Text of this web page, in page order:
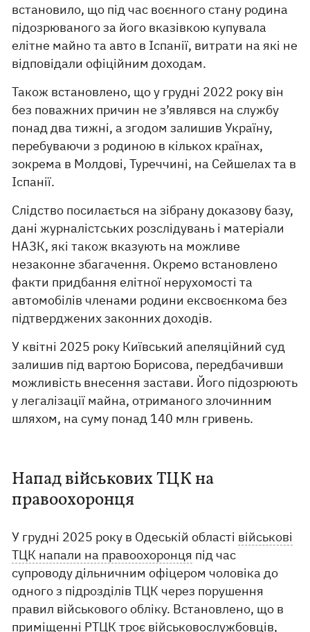
встановило, що під час воєнного стану родина
підозрюваного за його вказівкою купувала
елітне майно та авто в Іспанії, витрати на які не
відповідали офіційним доходам.
Також встановлено, що у грудні 2022 року він
без поважних причин не з’являвся на службу
понад два тижні, а згодом залишив Україну,
перебуваючи з родиною в кількох країнах,
зокрема в Молдові, Туреччині, на Сейшелах та в
Іспанії.
Слідство посилається на зібрану доказову базу,
дані журналістських розслідувань і матеріали
НАЗК, які також вказують на можливе
незаконне збагачення. Окремо встановлено
факти придбання елітної нерухомості та
автомобілів членами родини ексвоєнкома без
підтверджених законних доходів.
У квітні 2025 року Київський апеляційний суд
залишив під вартою Борисова, передбачивши
можливість внесення застави. Його підозрюють
у легалізації майна, отриманого злочинним
шляхом, на суму понад 140 млн гривень.
Напад військових ТЦК на
правоохоронця
У грудні 2025 року в Одеській області військові
ТЦК напали на правоохоронця під час
супроводу дільничним офіцером чоловіка до
одного з підрозділів ТЦК через порушення
правил військового обліку. Встановлено, що в
приміщенні РТЦК троє військовослужбовців,